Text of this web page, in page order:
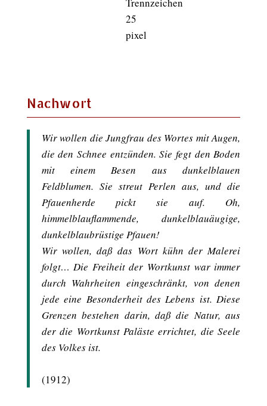
Nachwort
Wir wollen die Jungfrau des Wortes mit Augen,
die den Schnee entzünden. Sie fegt den Boden
mit einem Besen aus dunkelblauen
Feldblumen. Sie streut Perlen aus, und die
Pfauenherde pickt sie auf. Oh,
himmelblauflammende, dunkelblauäugige,
dunkelblaubrüstige Pfauen!
Wir wollen, daß das Wort kühn der Malerei
folgt… Die Freiheit der Wortkunst war immer
durch Wahrheiten eingeschränkt, von denen
jede eine Besonderheit des Lebens ist. Diese
Grenzen bestehen darin, daß die Natur, aus
der die Wortkunst Paläste errichtet, die Seele
des Volkes ist.
(1912)